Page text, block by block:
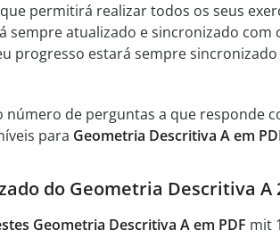
permitirá realizar todos os seus
sempre atualizado e sincronizado com
progresso estará sempre sincronizado
número de perguntas a que responde
para Geometria Descritiva A em
do Geometria Descritiva A
Geometria Descritiva A em PDF mit